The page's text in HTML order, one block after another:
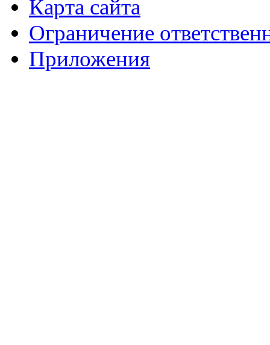
Карта сайта
Ограничение
Приложения